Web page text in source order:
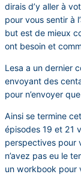
dirais d’y aller à
pour vous sentir à
but est de mieux
ont besoin et
Lesa a un dernier
envoyant des
pour n’envoyer
Ainsi se termine
épisodes 19 et 21
perspectives pour
n’avez pas eu le
un workbook pour